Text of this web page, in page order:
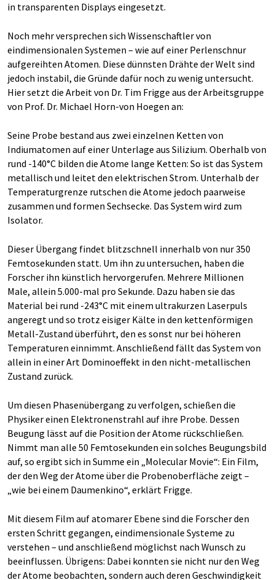
in transparenten Displays eingesetzt.
Noch mehr versprechen sich Wissenschaftler von
eindimensionalen Systemen – wie auf einer Perlenschnur
aufgereihten Atomen. Diese dünnsten Drähte der Welt sind
jedoch instabil, die Gründe dafür noch zu wenig untersucht.
Hier setzt die Arbeit von Dr. Tim Frigge aus der Arbeitsgruppe
von Prof. Dr. Michael Horn-von Hoegen an:
Seine Probe bestand aus zwei einzelnen Ketten von
Indiumatomen auf einer Unterlage aus Silizium. Oberhalb von
rund -140°C bilden die Atome lange Ketten: So ist das System
metallisch und leitet den elektrischen Strom. Unterhalb der
Temperaturgrenze rutschen die Atome jedoch paarweise
zusammen und formen Sechsecke. Das System wird zum
Isolator.
Dieser Übergang findet blitzschnell innerhalb von nur 350
Femtosekunden statt. Um ihn zu untersuchen, haben die
Forscher ihn künstlich hervorgerufen. Mehrere Millionen
Male, allein 5.000-mal pro Sekunde. Dazu haben sie das
Material bei rund -243°C mit einem ultrakurzen Laserpuls
angeregt und so trotz eisiger Kälte in den kettenförmigen
Metall-Zustand überführt, den es sonst nur bei höheren
Temperaturen einnimmt. Anschließend fällt das System von
allein in einer Art Dominoeffekt in den nicht-metallischen
Zustand zurück.
Um diesen Phasenübergang zu verfolgen, schießen die
Physiker einen Elektronenstrahl auf ihre Probe. Dessen
Beugung lässt auf die Position der Atome rückschließen.
Nimmt man alle 50 Femtosekunden ein solches Beugungsbild
auf, so ergibt sich in Summe ein „Molecular Movie“: Ein Film,
der den Weg der Atome über die Probenoberfläche zeigt –
„wie bei einem Daumenkino“, erklärt Frigge.
Mit diesem Film auf atomarer Ebene sind die Forscher den
ersten Schritt gegangen, eindimensionale Systeme zu
verstehen – und anschließend möglichst nach Wunsch zu
beeinflussen. Übrigens: Dabei konnten sie nicht nur den Weg
der Atome beobachten, sondern auch deren Geschwindigkeit